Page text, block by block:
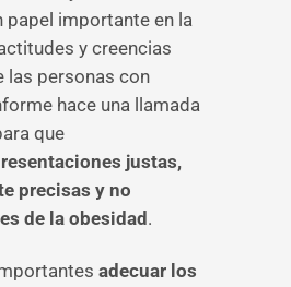
papel importante en la
y creencias
las personas con
hace una llamada
que
justas,
precisas y no
de la obesidad .
adecuar los